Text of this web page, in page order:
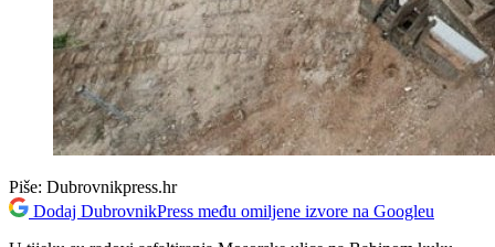
Piše: Dubrovnikpress.hr
Dodaj DubrovnikPress među omiljene izvore na Googleu